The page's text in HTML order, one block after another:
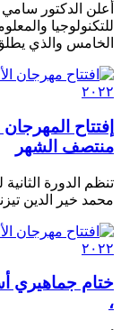
أعلن الدكتور
للتكنولوجيا
الخامس والذي
إفتتاح
منتصف الشهر
تنظم الدورة
محمد خير الدين تيزنيت المغرب
ختام جماهيري
،